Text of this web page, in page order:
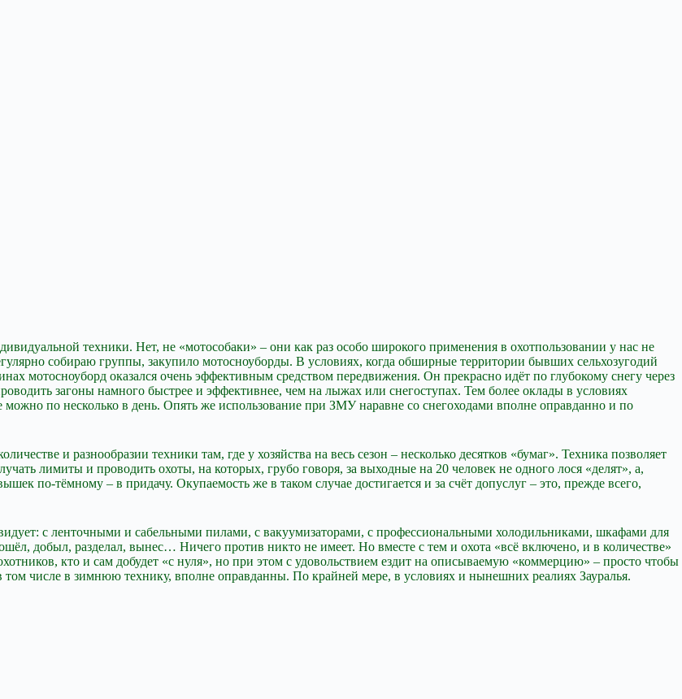
техники. Нет, не «мотособаки» – они как раз особо широкого применения в охотпользовании у нас не
собираю группы, закупило мотосноуборды. В условиях, когда обширные территории бывших сельхозугодий
мотосноуборд оказался очень эффективным средством передвижения. Он прекрасно идёт по глубокому снегу через
загоны намного быстрее и эффективнее, чем на лыжах или снегоступах. Тем более оклады в условиях
по несколько в день. Опять же использование при ЗМУ наравне со снегоходами вполне оправданно и по
и разнообразии техники там, где у хозяйства на весь сезон – несколько десятков «бумаг». Техника позволяет
лимиты и проводить охоты, на которых, грубо говоря, за выходные на 20 человек не одного лося «делят», а,
по-тёмному – в придачу. Окупаемость же в таком случае достигается и за счёт допуслуг – это, прежде всего,
с ленточными и сабельными пилами, с вакуумизаторами, с профессиональными холодильниками, шкафами для
добыл, разделал, вынес… Ничего против никто не имеет. Но вместе с тем и охота «всё включено, и в количестве»
кто и сам добудет «с нуля», но при этом с удовольствием ездит на описываемую «коммерцию» – просто чтобы
числе в зимнюю технику, вполне оправданны. По крайней мере, в условиях и нынешних реалиях Зауралья.